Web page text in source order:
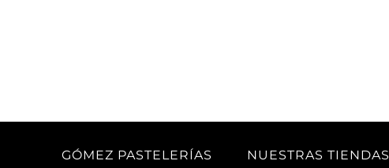
GÓMEZ PASTELERÍAS NUESTRAS TIENDAS